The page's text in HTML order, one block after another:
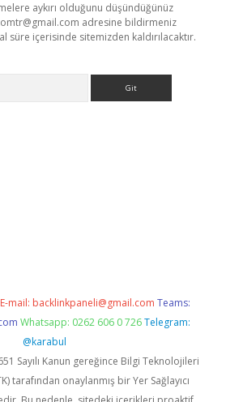
aykırı olduğunu düşündüğünüz
adresine bildirmeniz
süre içerisinde sitemizden kaldırılacaktır.
E-mail: backlinkpaneli@gmail.com Teams:
Whatsapp: 0262 606 0 726 Telegram:
@karabul
Sayılı Kanun gereğince Bilgi Teknolojileri
tarafından onaylanmış bir Yer Sağlayıcı